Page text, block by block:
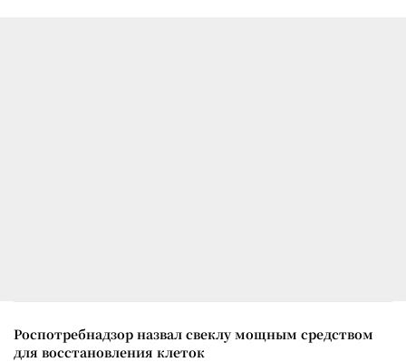
Роспотребнадзор назвал свеклу мощным средством
для восстановления клеток